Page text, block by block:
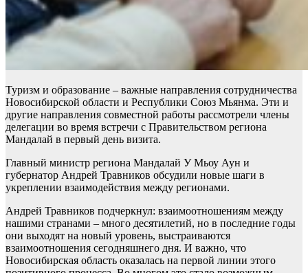
Туризм и образование – важные направления сотрудничества
Новосибирской области и Республики Союз Мьянма. Эти и
другие направления совместной работы рассмотрели члены
делегации во время встречи с Правительством региона
Мандалай в первый день визита.
Главный министр региона Мандалай У Мьоу Аун и
губернатор Андрей Травников обсудили новые шаги в
укреплении взаимодействия между регионами.
Андрей Травников подчеркнул: взаимоотношениям между
нашими странами – много десятилетий, но в последние годы
они выходят на новый уровень, выстраиваются
взаимоотношения сегодняшнего дня. И важно, что
Новосибирская область оказалась на первой линии этого